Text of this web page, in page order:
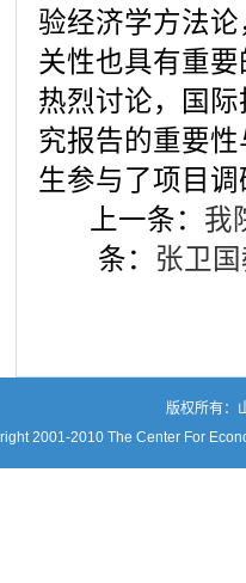
验经济学方法
关性也具有重
热烈讨论，国际
究报告的重要
生参与了项目
上一条： 我
条： 张卫
版权所有：
2001-2010 The Center For